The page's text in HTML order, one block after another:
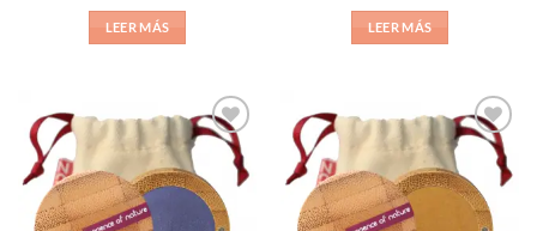
LEER MÁS LEER MÁS
Añadir
a la
lista de
deseos
Añadir
lista de
deseos